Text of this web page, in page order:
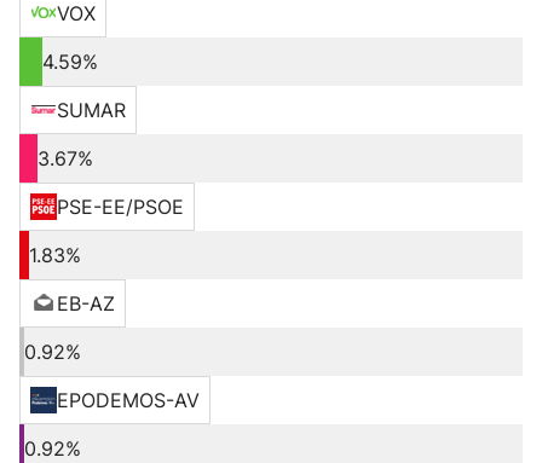
VOX
4.59%
SUMAR
3.67%
PSE-EE/PSOE
1.83%
EB-AZ
0.92%
EPODEMOS-AV
0.92%